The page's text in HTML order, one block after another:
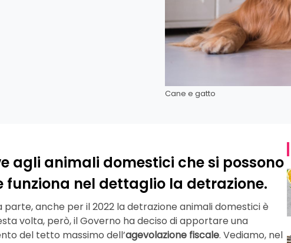
Cane e gatto
agli animali domestici che si possono
funziona nel dettaglio la detrazione.
anche per il 2022 la detrazione animali domestici è
volta, però, il Governo ha deciso di apportare una
del tetto massimo dell’agevolazione fiscale. Vediamo, nel